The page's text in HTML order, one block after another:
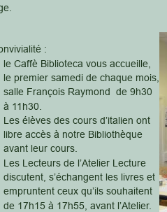
:
le Caffè Biblioteca vous accueille,
le premier samedi de chaque mois,
salle François Raymond  de 9h30
à 11h30.
Les élèves des cours d’italien ont
libre accès à notre Bibliothèque
avant leur cours.
Les Lecteurs de l’Atelier Lecture
discutent, s’échangent les livres et
empruntent ceux qu’ils souhaitent
de 17h15 à 17h55, avant l’Atelier.